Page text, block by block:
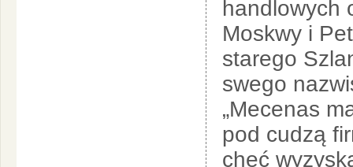
handlowych
Moskwy i
starego
swego
„Mecenas
pod cudzą
chęć